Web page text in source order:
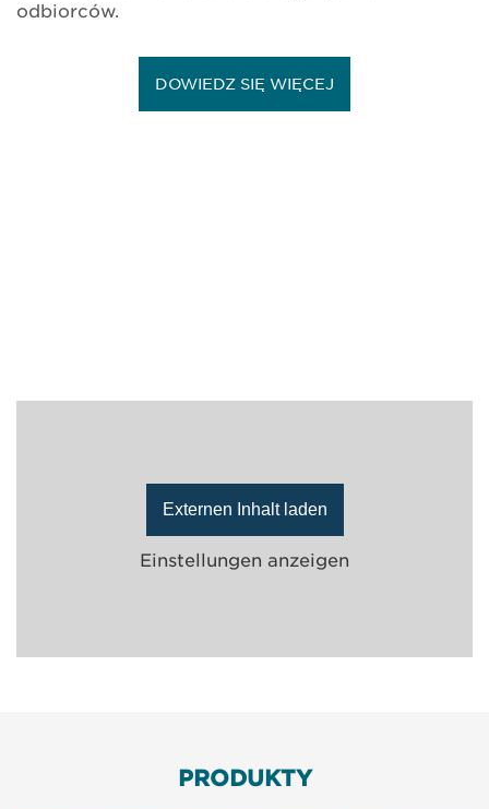
odbiorców.
DOWIEDZ SIĘ WIĘCEJ
Externen Inhalt laden
Einstellungen anzeigen
PRODUKTY